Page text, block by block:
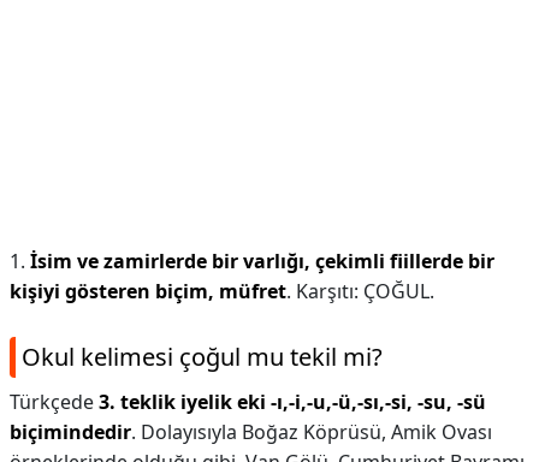
1. İsim ve zamirlerde bir varlığı, çekimli fiillerde bir
kişiyi gösteren biçim, müfret. Karşıtı: ÇOĞUL.
Okul kelimesi çoğul mu tekil mi?
Türkçede3. teklik iyelik eki -ı,-i,-u,-ü,-sı,-si, -su, -sü
biçimindedir. Dolayısıyla Boğaz Köprüsü, Amik Ovası